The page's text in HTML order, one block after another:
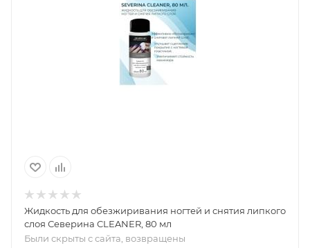
Жидкость для обезжиривания ногтей и снятия липкого
слоя Северина CLEANER, 80 мл
Были скрыты с сайта, возвращены